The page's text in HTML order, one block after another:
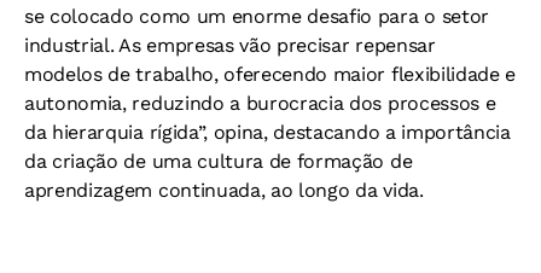
se colocado como um enorme desafio para o setor
industrial. As empresas vão precisar repensar
modelos de trabalho, oferecendo maior flexibilidade e
autonomia, reduzindo a burocracia dos processos e
da hierarquia rígida”, opina, destacando a importância
da criação de uma cultura de formação de
aprendizagem continuada, ao longo da vida.